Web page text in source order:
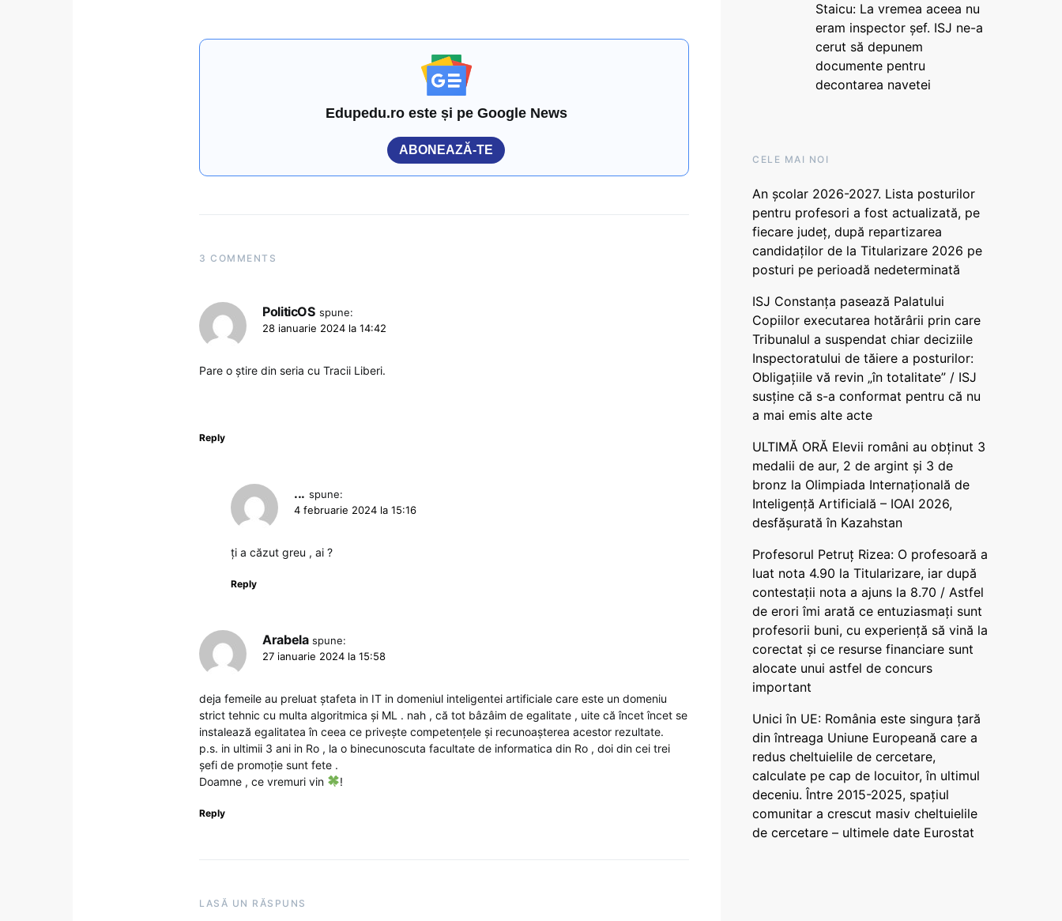
Edupedu.ro este și pe Google News
ABONEAZĂ-TE
3 COMMENTS
PoliticOS spune:
28 ianuarie 2024 la 14:42
Pare o știre din seria cu Tracii Liberi.
Reply
... spune:
4 februarie 2024 la 15:16
ți a căzut greu , ai ?
Reply
Arabela spune:
27 ianuarie 2024 la 15:58
deja femeile au preluat ștafeta in IT in domeniul inteligentei artificiale care este un domeniu
strict tehnic cu multa algoritmica și ML . nah , că tot bâzâim de egalitate , uite că încet încet se
instalează egalitatea în ceea ce privește competențele și recunoașterea acestor rezultate.
p.s. in ultimii 3 ani in Ro , la o binecunoscuta facultate de informatica din Ro , doi din cei trei
șefi de promoție sunt fete .
Doamne , ce vremuri vin
!
Reply
LASĂ UN RĂSPUNS
Staicu: La vremea aceea nu
eram inspector șef. ISJ ne-a
cerut să depunem
documente pentru
decontarea navetei
CELE MAI NOI
An școlar 2026-2027. Lista posturilor
pentru profesori a fost actualizată, pe
fiecare județ, după repartizarea
candidaților de la Titularizare 2026 pe
posturi pe perioadă nedeterminată
ISJ Constanța pasează Palatului
Copiilor executarea hotărârii prin care
Tribunalul a suspendat chiar deciziile
Inspectoratului de tăiere a posturilor:
Obligațiile vă revin „în totalitate” / ISJ
susține că s-a conformat pentru că nu
a mai emis alte acte
ULTIMĂ ORĂ Elevii români au obținut 3
medalii de aur, 2 de argint și 3 de
bronz la Olimpiada Internațională de
Inteligență Artificială – IOAI 2026,
desfășurată în Kazahstan
Profesorul Petruț Rizea: O profesoară a
luat nota 4.90 la Titularizare, iar după
contestații nota a ajuns la 8.70 / Astfel
de erori îmi arată ce entuziasmați sunt
profesorii buni, cu experiență să vină la
corectat și ce resurse financiare sunt
alocate unui astfel de concurs
important
Unici în UE: România este singura țară
din întreaga Uniune Europeană care a
redus cheltuielile de cercetare,
calculate pe cap de locuitor, în ultimul
deceniu. Între 2015-2025, spațiul
comunitar a crescut masiv cheltuielile
de cercetare – ultimele date Eurostat